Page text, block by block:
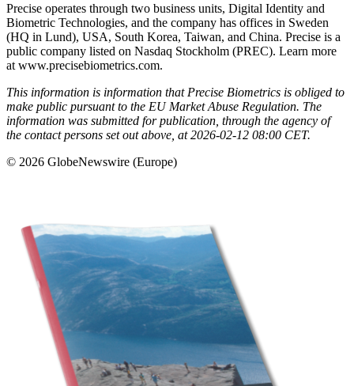
Precise operates through two business units, Digital Identity and
Biometric Technologies, and the company has offices in Sweden
(HQ in Lund), USA, South Korea, Taiwan, and China. Precise is a
public company listed on Nasdaq Stockholm (PREC). Learn more
at www.precisebiometrics.com.
This information is information that Precise Biometrics is obliged to
make public pursuant to the EU Market Abuse Regulation. The
information was submitted for publication, through the agency of
the contact persons set out above, at 2026-02-12 08:00 CET.
© 2026 GlobeNewswire (Europe)